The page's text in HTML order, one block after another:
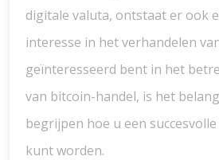
digitale valuta, ontstaat er ook
interesse in het verhandelen
geïnteresseerd bent in het
van bitcoin-handel, is het
begrijpen hoe u een
kunt worden.